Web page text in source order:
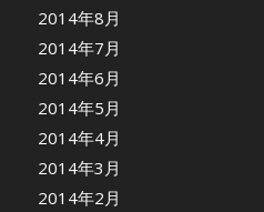
2014年8月
2014年7月
2014年6月
2014年5月
2014年4月
2014年3月
2014年2月